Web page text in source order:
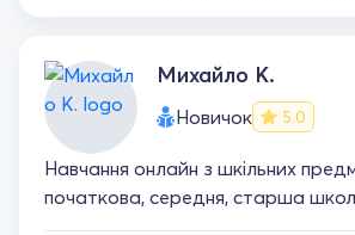
Михайло К.
Новичок 5.0
Навчання онлайн з шкільних
початкова, середня, старша